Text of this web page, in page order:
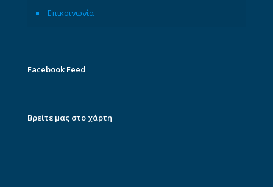
Επικοινωνία
Facebook Feed
Βρείτε μας στο χάρτη